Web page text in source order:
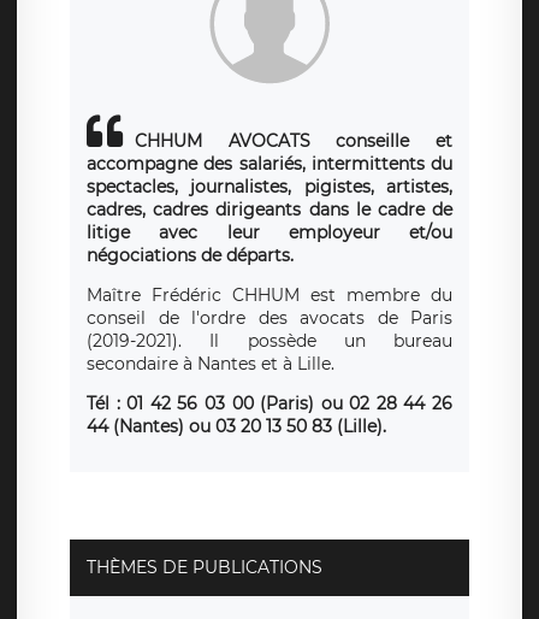
CHHUM AVOCATS conseille et
accompagne des salariés, intermittents du
spectacles, journalistes, pigistes, artistes,
cadres, cadres dirigeants dans le cadre de
litige avec leur employeur et/ou
négociations de départs.
Maître Frédéric CHHUM est membre du
conseil de l'ordre des avocats de Paris
(2019-2021). Il possède un bureau
secondaire à Nantes et à Lille.
Tél : 01 42 56 03 00 (Paris) ou 02 28 44 26
44 (Nantes) ou 03 20 13 50 83 (Lille).
THÈMES DE PUBLICATIONS